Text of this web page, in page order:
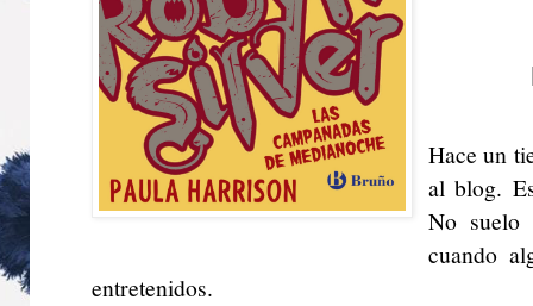
Hace un
al blog.
No suelo
cuando
entretenidos.